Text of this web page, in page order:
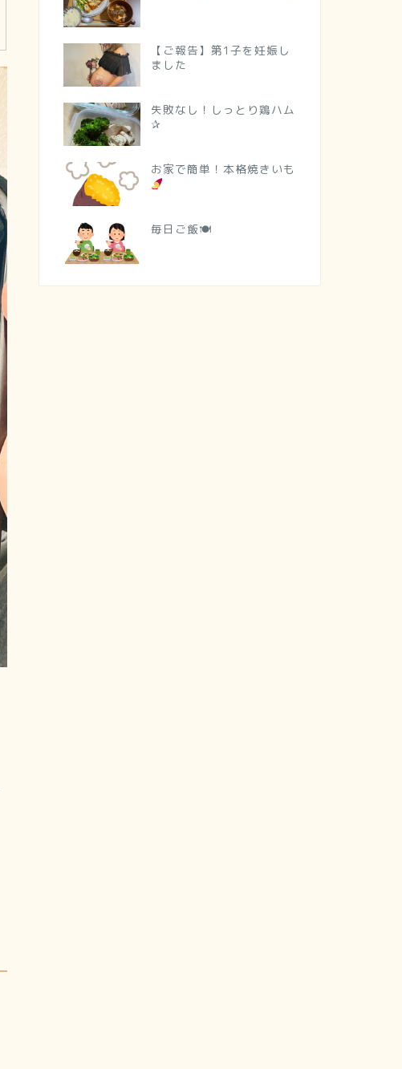
【ご報告】第1子を妊娠し
ました
失敗なし！しっとり鶏ハム
✰
お家で簡単！本格焼きいも
毎日ご飯🍽